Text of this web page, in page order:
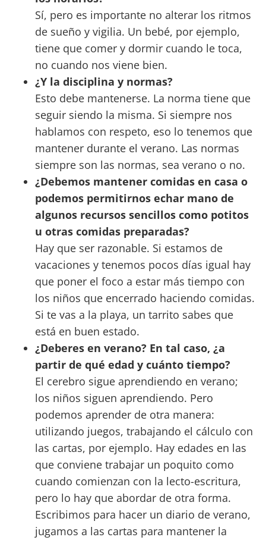
Sí, pero es importante no alterar los ritmos
de sueño y vigilia. Un bebé, por ejemplo,
tiene que comer y dormir cuando le toca,
no cuando nos viene bien.
¿Y la disciplina y normas?
Esto debe mantenerse. La norma tiene que
seguir siendo la misma. Si siempre nos
hablamos con respeto, eso lo tenemos que
mantener durante el verano. Las normas
siempre son las normas, sea verano o no.
¿Debemos mantener comidas en casa o
podemos permitirnos echar mano de
algunos recursos sencillos como potitos
u otras comidas preparadas?
Hay que ser razonable. Si estamos de
vacaciones y tenemos pocos días igual hay
que poner el foco a estar más tiempo con
los niños que encerrado haciendo comidas.
Si te vas a la playa, un tarrito sabes que
está en buen estado.
¿Deberes en verano? En tal caso, ¿a
partir de qué edad y cuánto tiempo?
El cerebro sigue aprendiendo en verano;
los niños siguen aprendiendo. Pero
podemos aprender de otra manera:
utilizando juegos, trabajando el cálculo con
las cartas, por ejemplo. Hay edades en las
que conviene trabajar un poquito como
cuando comienzan con la lecto-escritura,
pero lo hay que abordar de otra forma.
Escribimos para hacer un diario de verano,
jugamos a las cartas para mantener la